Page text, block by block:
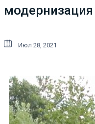
Июл 28, 2021